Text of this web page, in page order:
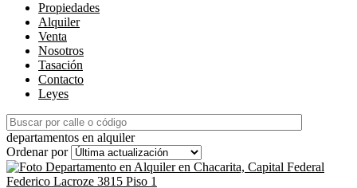
Propiedades
Alquiler
Venta
Nosotros
Tasación
Contacto
Leyes
departamentos en alquiler
Ordenar por